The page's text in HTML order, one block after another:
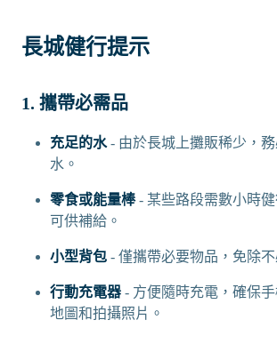
長城健行提示
1. 攜帶必需品
充足的水- 由於長城上攤販稀少，
水。
零食或能量棒- 某些路段需數小時
可供補給。
小型背包 - 僅攜帶必要物品，免除不
行動充電器 - 方便隨時充電，確保
地圖和拍攝照片。